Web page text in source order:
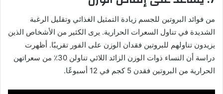
من فوائد البروتين للجسم زيادة التمثيل الغذائي وتقليل الرغبة
الشديدة في تناول السعرات الحرارية. يرى الكثير من الأشخاص الذين
يزيدون تناولهم للبروتين فقدان الوزن على الفور تقريبًا. أظهرت
دراسة أن النساء ذوات الوزن الزائد اللائي تناولن 30٪ من سعراتهن
الحرارية من البروتين فقدن 5 كجم في 12 أسبوعًا.